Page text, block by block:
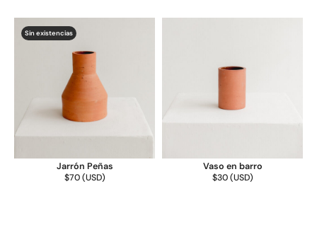
Sin existencias
Jarrón Peñas
$70(USD)
Vaso en barro
$30(USD)